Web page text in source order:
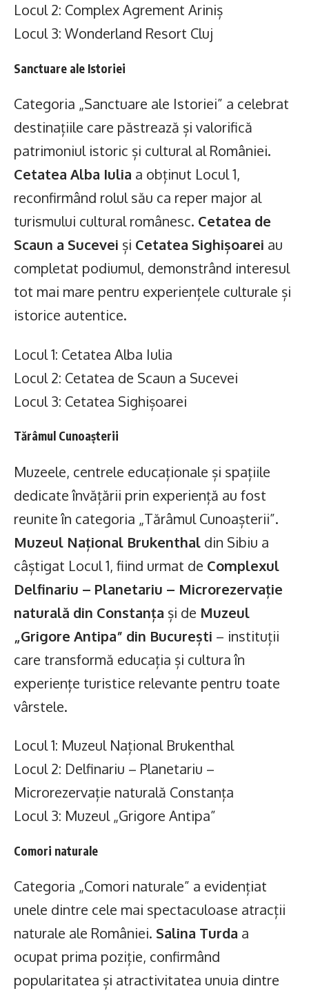
Locul 2: Complex Agrement Ariniș
Locul 3: Wonderland Resort Cluj
Sanctuare ale Istoriei
Categoria „Sanctuare ale Istoriei” a celebrat
destinațiile care păstrează și valorifică
patrimoniul istoric și cultural al României.
Cetatea Alba Iulia a obținut Locul 1,
reconfirmând rolul său ca reper major al
turismului cultural românesc. Cetatea de
Scaun a Sucevei și Cetatea Sighișoarei au
completat podiumul, demonstrând interesul
tot mai mare pentru experiențele culturale și
istorice autentice.
Locul 1: Cetatea Alba Iulia
Locul 2: Cetatea de Scaun a Sucevei
Locul 3: Cetatea Sighișoarei
Tărâmul Cunoașterii
Muzeele, centrele educaționale și spațiile
dedicate învățării prin experiență au fost
reunite în categoria „Tărâmul Cunoașterii”.
Muzeul Național Brukenthal din Sibiu a
câștigat Locul 1, fiind urmat de Complexul
Delfinariu – Planetariu – Microrezervație
naturală din Constanța și de Muzeul
„Grigore Antipa” din București – instituții
care transformă educația și cultura în
experiențe turistice relevante pentru toate
vârstele.
Locul 1: Muzeul Național Brukenthal
Locul 2: Delfinariu – Planetariu –
Microrezervație naturală Constanța
Locul 3: Muzeul „Grigore Antipa”
Comori naturale
Categoria „Comori naturale” a evidențiat
unele dintre cele mai spectaculoase atracții
naturale ale României. Salina Turda a
ocupat prima poziție, confirmând
popularitatea și atractivitatea unuia dintre